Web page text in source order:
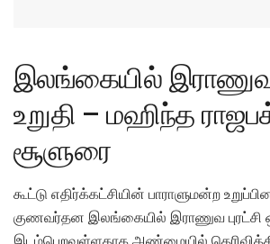
இலங்கையில் இராணுவ
உறுதி – மஹிந்த
சூளுரை
கூட்டு எதிர்க்கட்சியின் பாராளுமன்ற
குணவர்தன இலங்கையில் இராணுவ புரட்சி